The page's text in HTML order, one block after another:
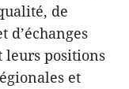
de
d’échanges
leurs positions
et